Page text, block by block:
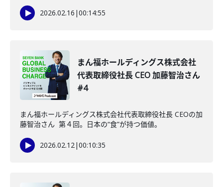
2026.02.16 |00:14:55
まん福ホールディングス株式会社
代表取締役社長 CEO 加藤智治さん
#4
まん福ホールディングス株式会社代表取締役社長 CEOの加
藤智治さん 第４回。日本の“食”が持つ価値。
2026.02.12|00:10:35